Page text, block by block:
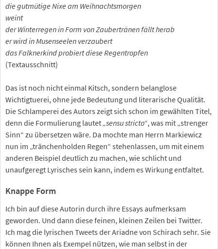
die gutmütige Nixe am Weihnachtsmorgen
weint
der Winterregen in Form von Zaubertränen fällt herab
er wird in Musenseelen verzaubert
das Falknerkind probiert diese Regentropfen
(Textausschnitt)
Das ist noch nicht einmal Kitsch, sondern belanglose
Wichtigtuerei, ohne jede Bedeutung und literarische Qualität.
Die Schlamperei des Autors zeigt sich schon im gewählten Titel,
denn die Formulierung lautet„sensu stricto“, was mit „strenger
Sinn“ zu übersetzen wäre. Da mochte man Herrn Markiewicz
nun im „tränchenholden Regen“ stehenlassen, um mit einem
anderen Beispiel deutlich zu machen, wie schlicht und
unaufgeregt Lyrisches sein kann, indem es Wirkung entfaltet.
Knappe Form
Ich bin auf diese Autorin durch ihre Essays aufmerksam
geworden. Und dann diese feinen, kleinen Zeilen bei Twitter.
Ich mag die lyrischen Tweets der Ariadne von Schirach sehr. Sie
können Ihnen als Exempel nützen, wie man selbst in der